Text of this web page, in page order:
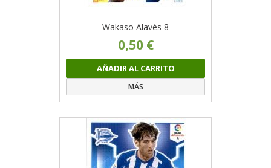
Wakaso Alavés 8
0,50 €
AÑADIR AL CARRITO
MÁS